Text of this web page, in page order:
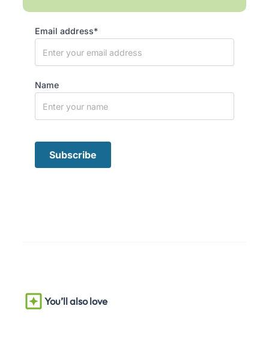
Email address*
Name
You’ll also love